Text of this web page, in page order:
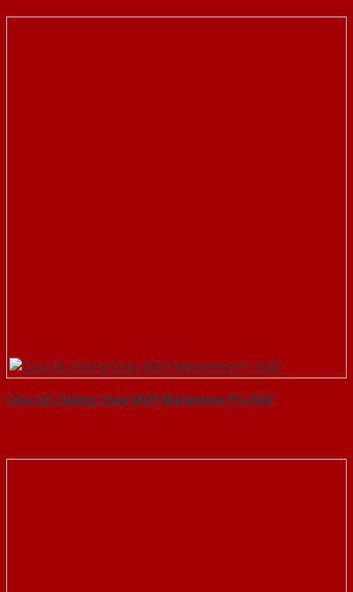
Cửa Gỗ Chống Cháy MDF Melamine P1-SGD